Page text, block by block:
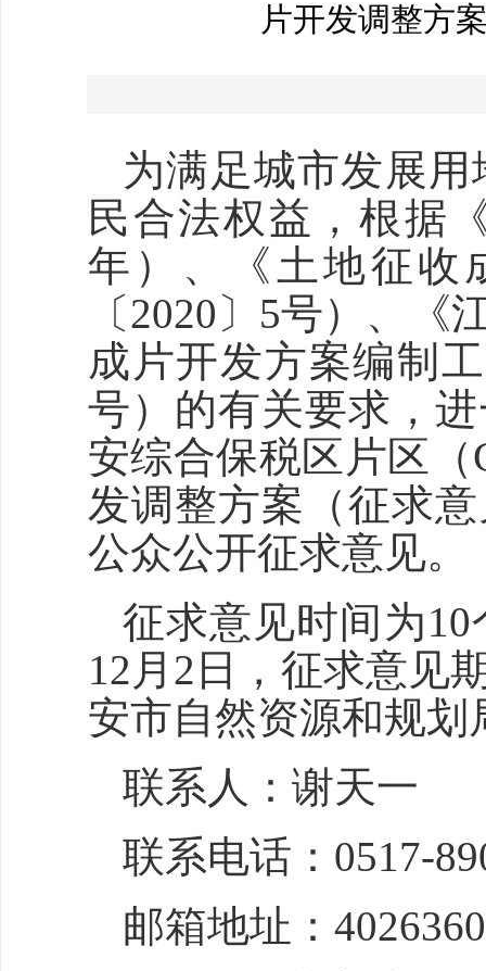
片开发调整方
为满足城市发展
民合法权益，根据
年）、《土地征收
〔2020〕5号）、
成片开发方案编制
号）的有关要求，
安综合保税区片区（
发调整方案（征求
公众公开征求意见。
征求意见时间为10
12月2日，征求意见
安市自然资源和规
联系人：谢天一
联系电话：0517-
邮箱地址：